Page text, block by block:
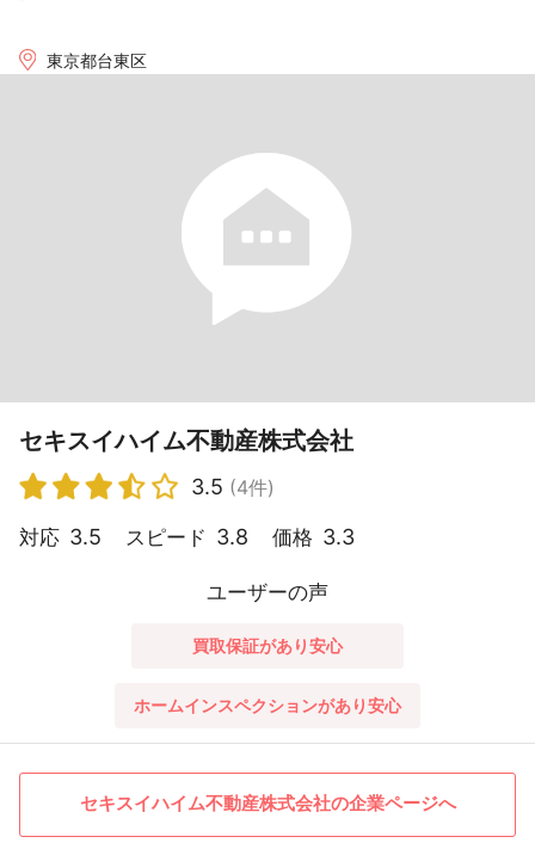
東京都台東区
セキスイハイム不動産株式会社
3.5 (4件)
対応 3.5 スピード 3.8 価格 3.3
ユーザーの声
買取保証があり安心
ホームインスペクションがあり安心
セキスイハイム不動産株式会社の企業ページへ